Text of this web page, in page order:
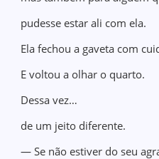
pudesse estar ali com ela.
Ela fechou a gaveta com
E voltou a olhar o quarto.
Dessa vez…
de um jeito diferente.
— Se não estiver do seu